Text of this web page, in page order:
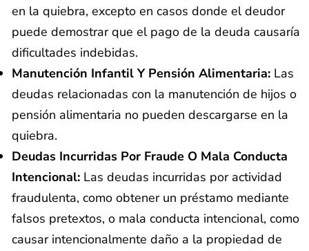
en la quiebra, excepto en casos donde el deudor
puede demostrar que el pago de la deuda causaría
dificultades indebidas.
Manutención Infantil Y Pensión Alimentaria: Las
deudas relacionadas con la manutención de hijos o
pensión alimentaria no pueden descargarse en la
quiebra.
Deudas Incurridas Por Fraude O Mala Conducta
Intencional: Las deudas incurridas por actividad
fraudulenta, como obtener un préstamo mediante
falsos pretextos, o mala conducta intencional, como
causar intencionalmente daño a la propiedad de